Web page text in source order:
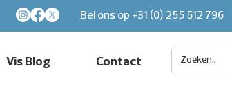
Bel ons op +31 (0) 255 512 796
Vis Blog Contact